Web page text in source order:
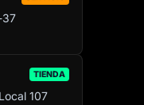
37
TIENDA
107